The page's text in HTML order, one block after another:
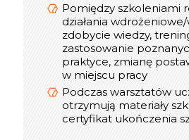
Pomiędzy szkoleniami
działania
zdobycie wiedzy,
zastosowanie
praktyce, zmianę
w miejscu pracy
Podczas warsztatów
otrzymują materiały
certyfikat ukończenia
informacje
o szkoleniu